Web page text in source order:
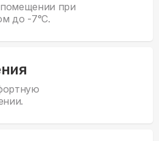
при
до -7°С.